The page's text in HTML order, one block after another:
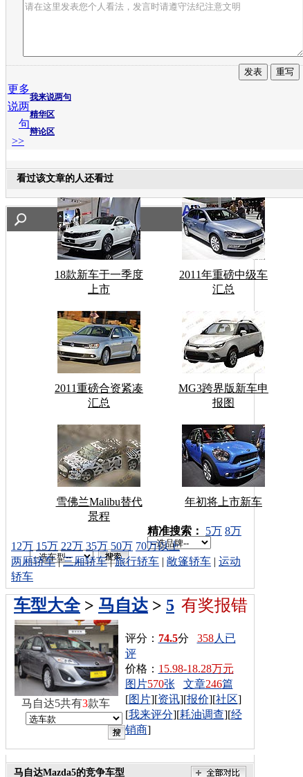
我来说两句
精华区
辩论区
更多
说两
句
>>
看过该文章的人还看过
18款新车于一季度
上市
2011年重磅中级车
汇总
2011重磅合资紧凑
汇总
MG3跨界版新车申
报图
雪佛兰Malibu替代
景程
年初将上市新车
车型搜索：
精准搜索： 5万 8万
12万 15万 22万 35万 50万 70万以上
两厢轿车|三厢轿车|旅行轿车 | 敞篷轿车 | 运动
轿车
有奖报错
车型大全> 马自达 > 5
评分： 74.5分 358人已
评
价格： 15.98-18.28万元
图片570张 文章246篇
[图片][资讯][报价][社区]
[我来评分][耗油调查][经
销商]
马自达5共有3款车
马自达Mazda5的竞争车型